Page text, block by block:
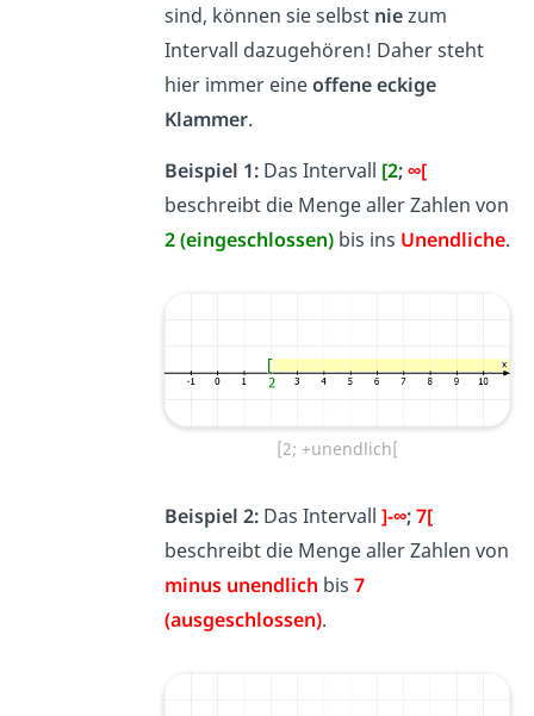
sind, können sie selbst niezum
Intervall dazugehören! Daher steht
hier immer eineoffene eckige
Klammer.
Beispiel 1: Das Intervall [2;∞[
beschreibt die Menge aller Zahlen von
2(eingeschlossen) bis ins Unendliche.
[2; +unendlich[
Beispiel 2: Das Intervall ]-∞;7[
beschreibt die Menge aller Zahlen von
minus unendlich bis7
(ausgeschlossen).